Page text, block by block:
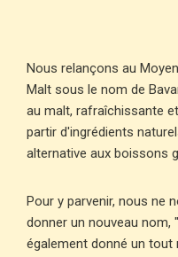
Nous relançons au
Malt sous le nom de
au malt, rafraîchissante
partir d'ingrédients
alternative aux boissons
Pour y parvenir, nous ne
donner un nouveau nom,
également donné un tout